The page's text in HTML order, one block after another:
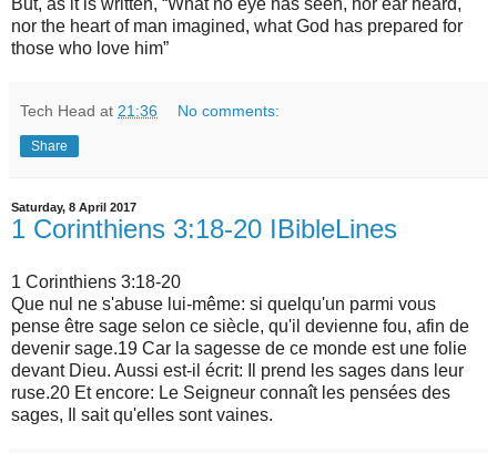
But, as it is written, “What no eye has seen, nor ear heard,
nor the heart of man imagined, what God has prepared for
those who love him”
Tech Head at 21:36 No comments:
Share
Saturday, 8 April 2017
1 Corinthiens 3:18-20 IBibleLines
1 Corinthiens 3:18-20
Que nul ne s'abuse lui-même: si quelqu'un parmi vous
pense être sage selon ce siècle, qu'il devienne fou, afin de
devenir sage.19 Car la sagesse de ce monde est une folie
devant Dieu. Aussi est-il écrit: Il prend les sages dans leur
ruse.20 Et encore: Le Seigneur connaît les pensées des
sages, Il sait qu'elles sont vaines.